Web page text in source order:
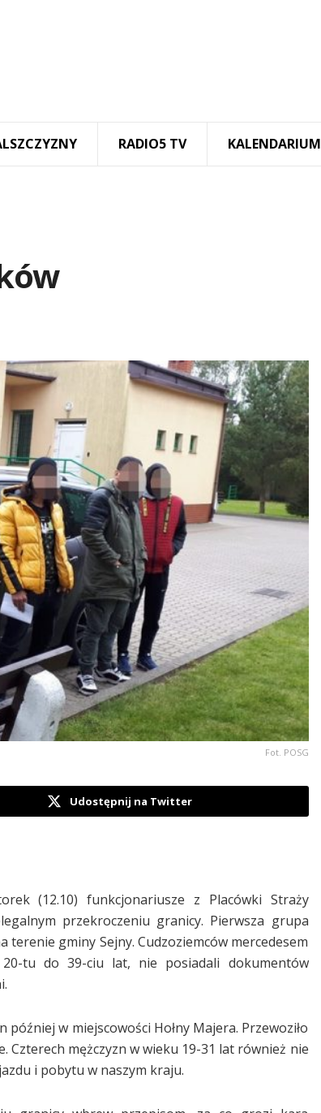
RADIO5 TV KALENDARIUM
Fot. POSG
Udostępnij na Twitter
(12.10) funkcjonariusze z Placówki Straży
przekroczeniu granicy. Pierwsza grupa
terenie gminy Sejny. Cudzoziemców mercedesem
tu do 39-ciu lat, nie posiadali dokumentów
w miejscowości Hołny Majera. Przewoziło
mężczyzn w wieku 19-31 lat również nie
i pobytu w naszym kraju.